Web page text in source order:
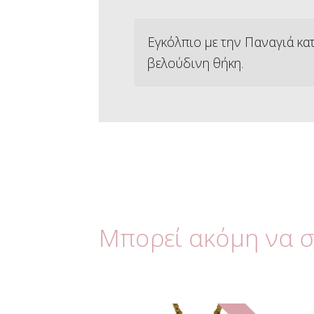
Εγκόλπιο με την Παναγιά
βελούδινη θήκη.
Μπορεί ακόμη να